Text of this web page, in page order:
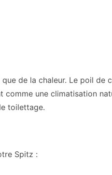
de la chaleur. Le poil de
comme une climatisation
toilettage.
Spitz :